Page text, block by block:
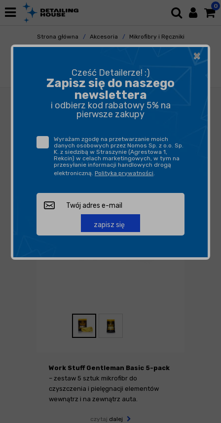
0
Strona główna Akcesoria
Mikrofibry i Ręczniki
Uniwersalne
40x40cm 350gsm
Work Stuff Gentleman Basic 5-pack
– zestaw 5 sztuk mikrofibr do
czyszczenia i pielęgnacji elementów
wewnątrz i na zewnątrz auta.
czytaj dalej
×
Cześć Detailerze! :)
Zapisz się do naszego
newslettera
i odbierz kod rabatowy 5% na
pierwsze zakupy
Wyrażam zgodę na przetwarzanie moich
danych osobowych przez Nomos Sp. z o.o. Sp.
K. z siedzibą w Straszynie (Agrestowa 1,
Rekcin) w celach marketingowych, w tym na
przesyłanie informacji handlowych drogą
elektroniczną. Polityka prywatności.
zapisz się